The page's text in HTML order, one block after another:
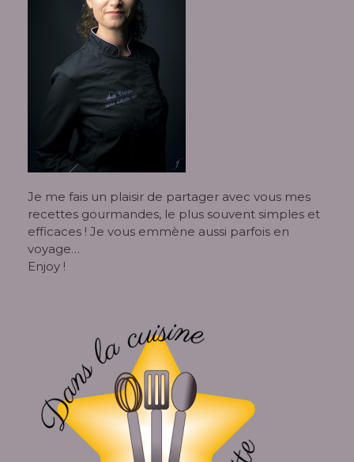
Je me fais un plaisir de partager avec vous mes
recettes gourmandes, le plus souvent simples et
efficaces ! Je vous emmène aussi parfois en
voyage…
Enjoy !